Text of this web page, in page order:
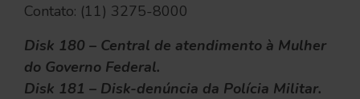
Contato: (11) 3275-8000
Disk 180 – Central de atendimento à Mulher
do Governo Federal.
Disk 181 – Disk-denúncia da Polícia Militar.